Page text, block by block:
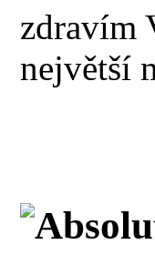
zdravím
největší